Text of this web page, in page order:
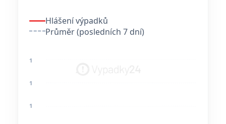
Hlášení výpadků
Průměr (posledních 7 dní)
1
1
1